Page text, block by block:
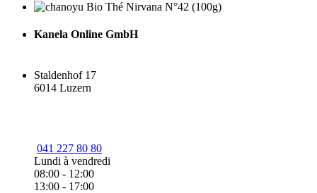
Kanela Online GmbH
Staldenhof 17
6014 Luzern
041 227 80 80
Lundi à vendredi
08:00 - 12:00
13:00 - 17:00